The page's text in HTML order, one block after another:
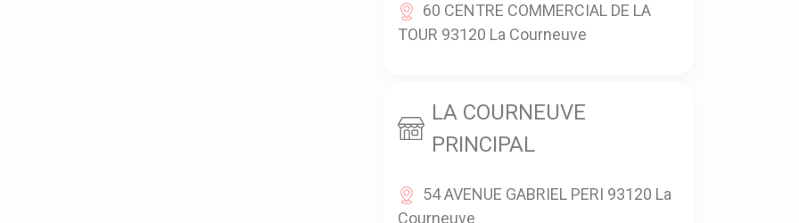
60 CENTRE COMMERCIAL DE LA
TOUR 93120 La Courneuve
LA COURNEUVE
PRINCIPAL
54 AVENUE GABRIEL PERI 93120 La
Courneuve